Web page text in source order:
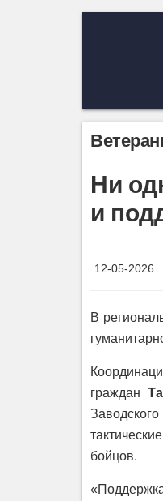
Ни
и
12-05-2026
В
граждан
бойцов.